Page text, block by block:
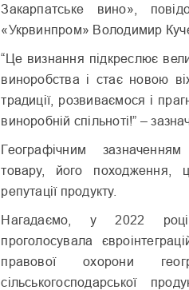
Закарпатське вино»,
«Укрвинпром» Володимир
“Це визнання підкреслює
виноробства і стає новою
традиції, розвиваємося і
виноробній спільноті!” –
Географічним зазначенням
товару, його походження,
репутації продукту.
Нагадаємо, у 2022
проголосувала
правової охорони
сільськогосподарської